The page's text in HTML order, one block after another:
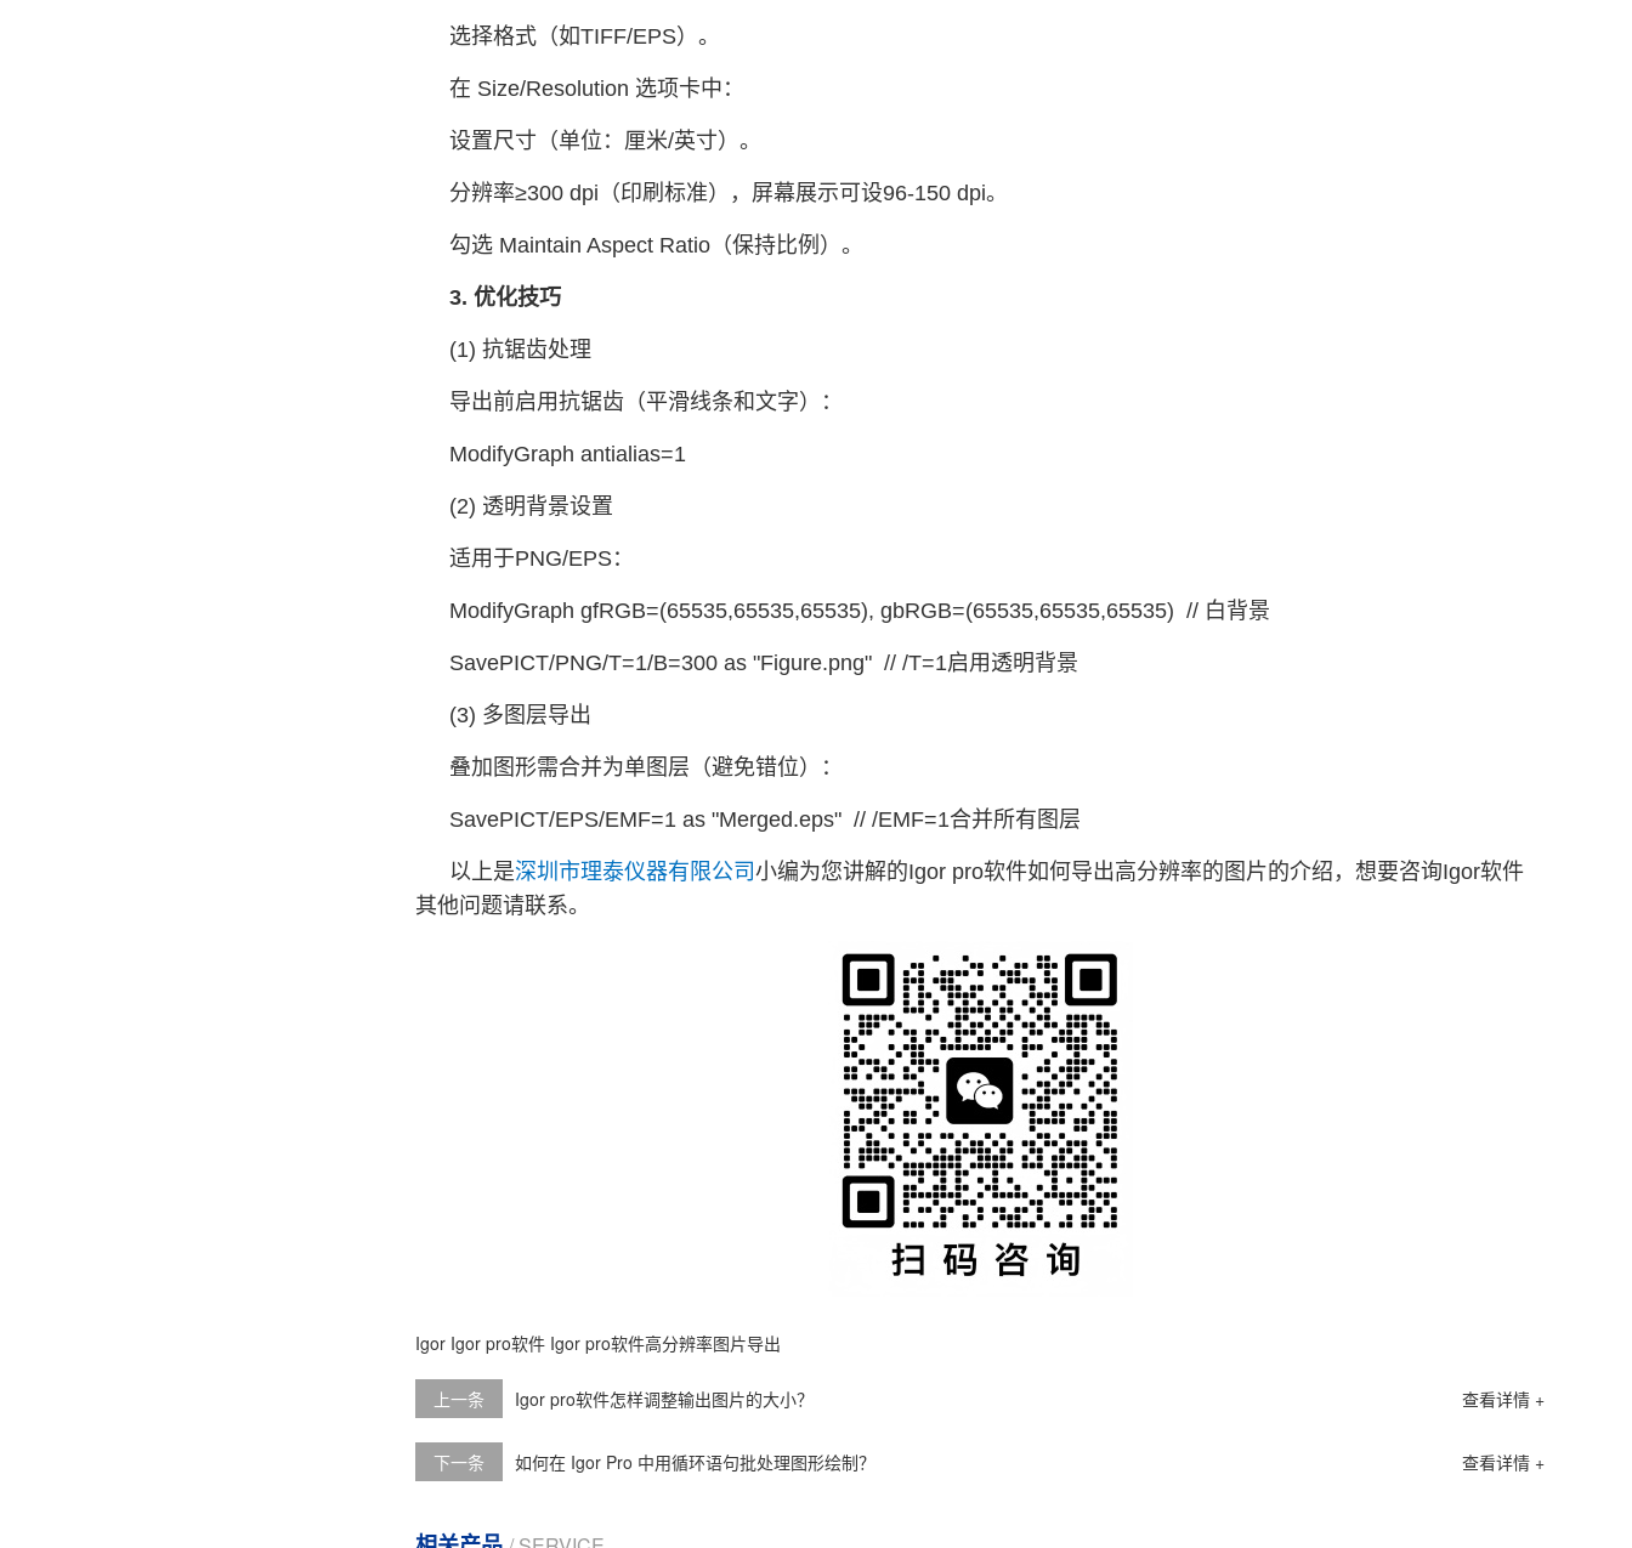
选择格式（如TIFF/EPS）。
在 Size/Resolution 选项卡中：
设置尺寸（单位：厘米/英寸）。
分辨率≥300 dpi（印刷标准），屏幕展示可设96-150 dpi。
勾选 Maintain Aspect Ratio（保持比例）。
3. 优化技巧
(1) 抗锯齿处理
导出前启用抗锯齿（平滑线条和文字）：
ModifyGraph antialias=1
(2) 透明背景设置
适用于PNG/EPS：
ModifyGraph gfRGB=(65535,65535,65535), gbRGB=(65535,65535,65535) // 白背景
SavePICT/PNG/T=1/B=300 as "Figure.png" // /T=1启用透明背景
(3) 多图层导出
叠加图形需合并为单图层（避免错位）：
SavePICT/EPS/EMF=1 as "Merged.eps" // /EMF=1合并所有图层
以上是深圳市理泰仪器有限公司 小编为您讲解的Igor pro软件如何导出高分辨率的图片的介绍，想要咨询Igor软件
其他问题请联系。
Igor Igor pro软件 Igor pro软件高分辨率图片导出
上一条 查看详情 +
Igor pro软件怎样调整输出图片的大小？
下一条 查看详情 +
如何在 Igor Pro 中用循环语句批处理图形绘制？